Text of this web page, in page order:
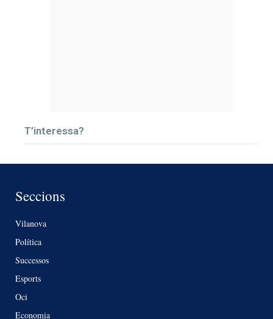
T’interessa?
Seccions
Vilanova
Política
Successos
Esports
Oci
Economia